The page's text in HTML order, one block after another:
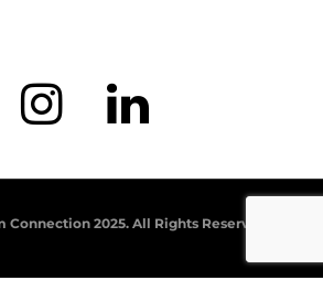
2025. All Rights Reserved.